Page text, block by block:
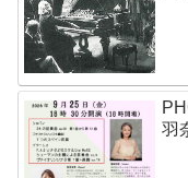
羽